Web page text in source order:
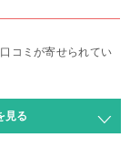
コミが寄せられてい
見る